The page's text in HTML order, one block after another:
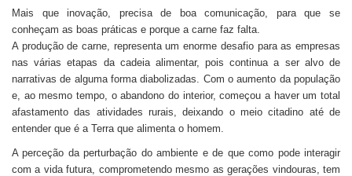
Mais que inovação, precisa de boa comunicação, para que se
conheçam as boas práticas e porque a carne faz falta.
A produção de carne, representa um enorme desafio para as empresas
nas várias etapas da cadeia alimentar, pois continua a ser alvo de
narrativas de alguma forma diabolizadas. Com o aumento da população
e, ao mesmo tempo, o abandono do interior, começou a haver um total
afastamento das atividades rurais, deixando o meio citadino até de
entender que é a Terra que alimenta o homem.
A perceção da perturbação do ambiente e de que como pode interagir
com a vida futura, comprometendo mesmo as gerações vindouras, tem